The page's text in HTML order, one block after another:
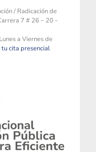
/ Radicación de
7 # 26 – 20 -
a Viernes de
cita presencial